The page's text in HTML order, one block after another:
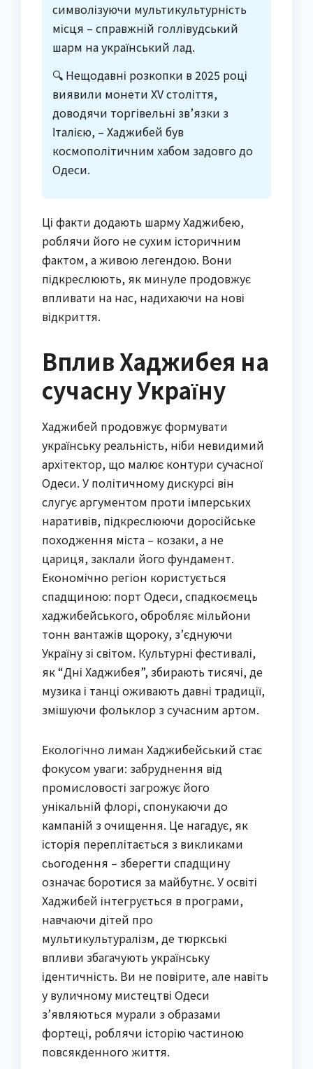
символізуючи мультикультурність
місця – справжній голлівудський
шарм на український лад.
🔍 Нещодавні розкопки в 2025 році
виявили монети XV століття,
доводячи торгівельні зв’язки з
Італією, – Хаджибей був
космополітичним хабом задовго до
Одеси.
Ці факти додають шарму Хаджибею,
роблячи його не сухим історичним
фактом, а живою легендою. Вони
підкреслюють, як минуле продовжує
впливати на нас, надихаючи на нові
відкриття.
Вплив Хаджибея на
сучасну Україну
Хаджибей продовжує формувати
українську реальність, ніби невидимий
архітектор, що малює контури сучасної
Одеси. У політичному дискурсі він
слугує аргументом проти імперських
наративів, підкреслюючи доросійське
походження міста – козаки, а не
цариця, заклали його фундамент.
Економічно регіон користується
спадщиною: порт Одеси, спадкоємець
хаджибейського, обробляє мільйони
тонн вантажів щороку, з’єднуючи
Україну зі світом. Культурні фестивалі,
як “Дні Хаджибея”, збирають тисячі, де
музика і танці оживають давні традиції,
змішуючи фольклор з сучасним артом.
Екологічно лиман Хаджибейський стає
фокусом уваги: забруднення від
промисловості загрожує його
унікальній флорі, спонукаючи до
кампаній з очищення. Це нагадує, як
історія переплітається з викликами
сьогодення – зберегти спадщину
означає боротися за майбутнє. У освіті
Хаджибей інтегрується в програми,
навчаючи дітей про
мультикультуралізм, де тюркські
впливи збагачують українську
ідентичність. Ви не повірите, але навіть
у вуличному мистецтві Одеси
з’являються мурали з образами
фортеці, роблячи історію частиною
повсякденного життя.